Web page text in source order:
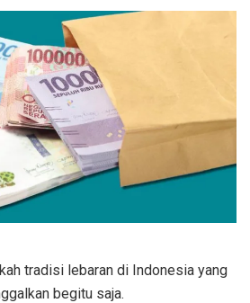
tradisi lebaran di Indonesia yang
begitu saja.